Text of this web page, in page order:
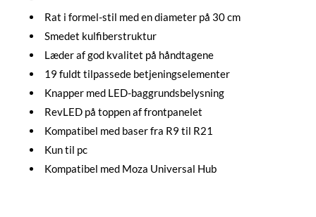
Rat i formel-stil med en diameter på 30 cm
Smedet kulfiberstruktur
Læder af god kvalitet på håndtagene
19 fuldt tilpassede betjeningselementer
Knapper med LED-baggrundsbelysning
RevLED på toppen af frontpanelet
Kompatibel med baser fra R9 til R21
Kun til pc
Kompatibel med Moza Universal Hub